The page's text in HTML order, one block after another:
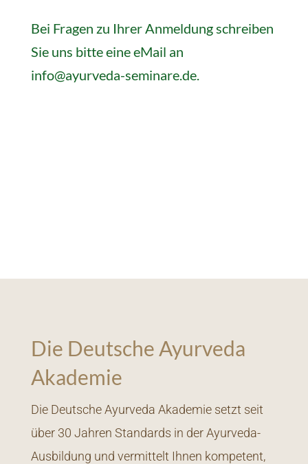
Bei Fragen zu Ihrer Anmeldung schreiben
Sie uns bitte eine eMail an
info@ayurveda-seminare.de.
Die Deutsche Ayurveda
Akademie
Die Deutsche Ayurveda Akademie setzt seit
über 30 Jahren Standards in der Ayurveda-
Ausbildung und vermittelt Ihnen kompetent,